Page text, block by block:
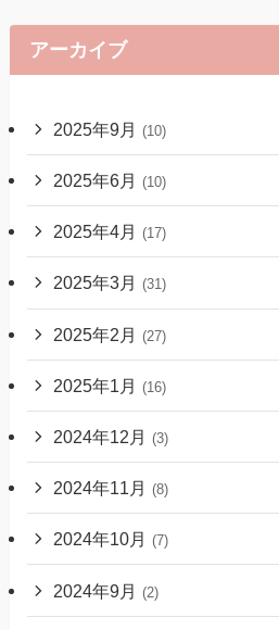
アーカイブ
2025年9月 (10)
2025年6月 (10)
2025年4月 (17)
2025年3月 (31)
2025年2月 (27)
2025年1月 (16)
2024年12月 (3)
2024年11月 (8)
2024年10月 (7)
2024年9月 (2)